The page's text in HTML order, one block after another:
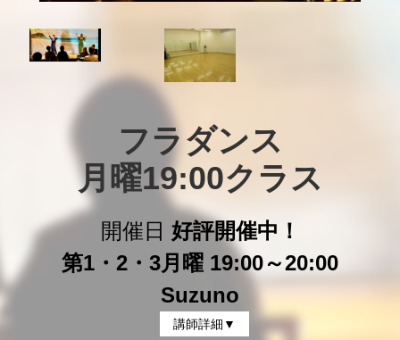
フラダンス
月曜19:00クラス
開催日 好評開催中！
第1・2・3月曜 19:00～20:00
Suzuno
講師詳細▼